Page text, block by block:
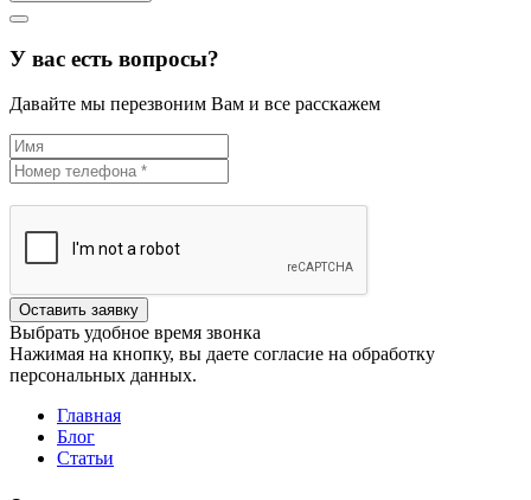
У вас есть вопросы?
Давайте мы перезвоним Вам и все расскажем
Оставить заявку
Выбрать удобное время звонка
Нажимая на кнопку, вы даете согласие на обработку
персональных данных.
Главная
Блог
Статьи